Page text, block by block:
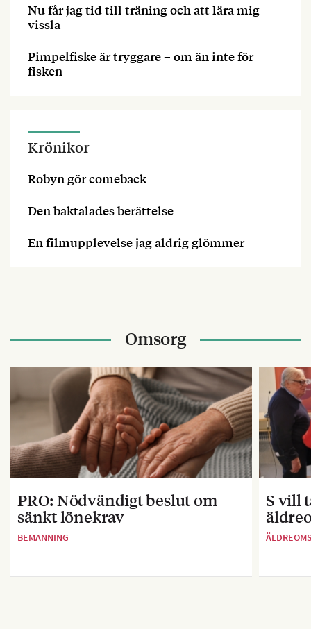
Nu får jag tid till träning och att lära mig
vissla
Pimpelfiske är tryggare – om än inte för
fisken
Krönikor
Robyn gör comeback
Den baktalades berättelse
En filmupplevelse jag aldrig glömmer
Omsorg
PRO: Nödvändigt beslut om
sänkt lönekrav
BEMANNING
S vill